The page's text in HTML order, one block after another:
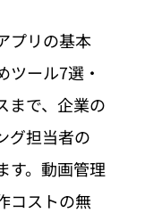
プリの基本
ツール7選・
まで、企業の
グ担当者の
す。動画管理
コストの無